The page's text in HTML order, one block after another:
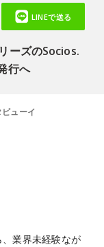
ーズのSocios.
行へ
LINEで送る
ューイ
業界未経験なが